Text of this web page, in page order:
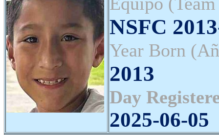
NSFC
Year Born
2013
Day
2025-06-05